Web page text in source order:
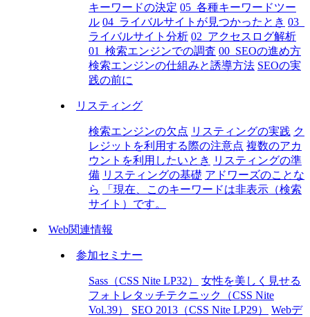
キーワードの決定 05_各種キーワードツー
ル 04_ライバルサイトが見つかったとき 03_
ライバルサイト分析 02_アクセスログ解析
01_検索エンジンでの調査 00_SEOの進め方
検索エンジンの仕組みと誘導方法 SEOの実
践の前に
リスティング
検索エンジンの欠点 リスティングの実践 ク
レジットを利用する際の注意点 複数のアカ
ウントを利用したいとき リスティングの準
備 リスティングの基礎 アドワーズのことな
ら
「現在、このキーワードは非表示（検索
サイト）です。
Web関連情報
参加セミナー
Sass（CSS Nite LP32）
女性を美しく見せる
フォトレタッチテクニック（CSS Nite
Vol.39）
SEO 2013（CSS Nite LP29）
Webデ